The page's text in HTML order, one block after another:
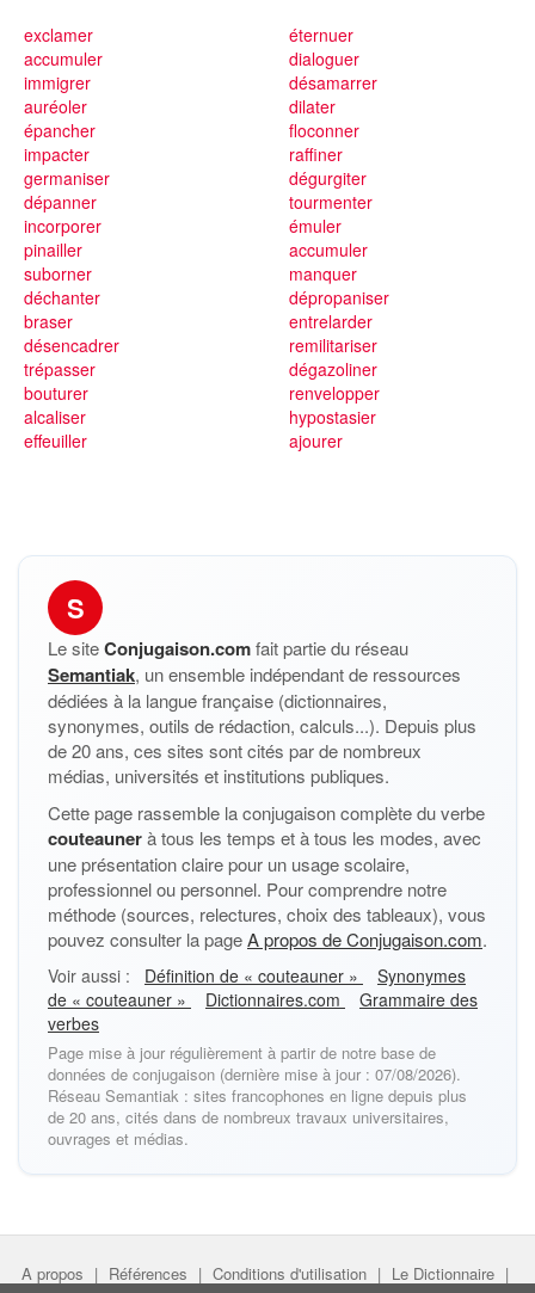
exclamer
accumuler
immigrer
auréoler
épancher
impacter
germaniser
dépanner
incorporer
éternuer
dialoguer
désamarrer
dilater
floconner
raffiner
dégurgiter
tourmenter
émuler
pinailler
suborner
déchanter
braser
désencadrer
trépasser
bouturer
alcaliser
effeuiller
accumuler
manquer
dépropaniser
entrelarder
remilitariser
dégazoliner
renvelopper
hypostasier
ajourer
S
Le siteConjugaison.comfait partie du réseau
Semantiak, un ensemble indépendant de ressources
dédiées à la langue française (dictionnaires,
synonymes, outils de rédaction, calculs...). Depuis plus
de 20 ans, ces sites sont cités par de nombreux
médias, universités et institutions publiques.
Cette page rassemble la conjugaison complète du verbe
couteaunerà tous les temps et à tous les modes, avec
une présentation claire pour un usage scolaire,
professionnel ou personnel. Pour comprendre notre
méthode (sources, relectures, choix des tableaux), vous
pouvez consulter la pageA propos de Conjugaison.com.
Voir aussi : Définition de « couteauner »
Synonymes
de « couteauner »
Dictionnaires.com
Grammaire des
verbes
Page mise à jour régulièrement à partir de notre base de
données de conjugaison (dernière mise à jour : 07/08/2026).
Réseau Semantiak : sites francophones en ligne depuis plus
de 20 ans, cités dans de nombreux travaux universitaires,
ouvrages et médias.
A propos | Références | Conditions d'utilisation | Le Dictionnaire |